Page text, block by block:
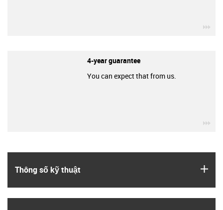
Thông số kỹ thuật
4-year guarantee
You can expect that from us.